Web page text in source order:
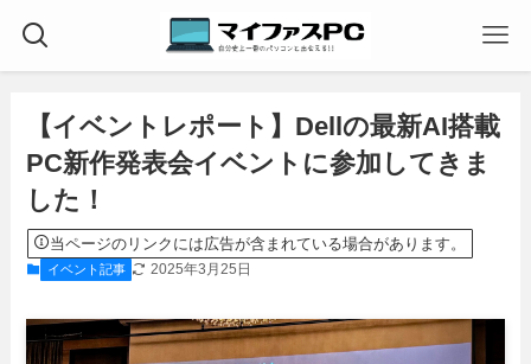
【イベントレポート】Dellの最新AI搭載
PC新作発表会イベントに参加してきま
した！
当ページのリンクには広告が含まれている場合があります。
イベント記事 2025年3月25日